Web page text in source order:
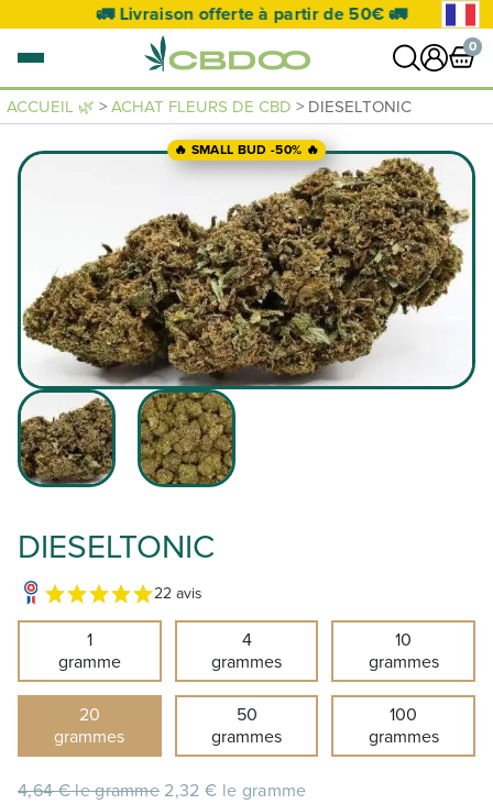
🚛 Livraison offerte à partir de 50€ 🚛
0
0 article VOIR PANIER
Votre panier est vide.
ACCUEIL 🌿 > ACHAT FLEURS DE CBD > DIESELTONIC
🔥 SMALL BUD -50% 🔥
DIESELTONIC
22 avis
1
gramme
4
grammes
10
grammes
20
grammes
50
grammes
100
grammes
4,64 € le gramme 2,32 € le gramme